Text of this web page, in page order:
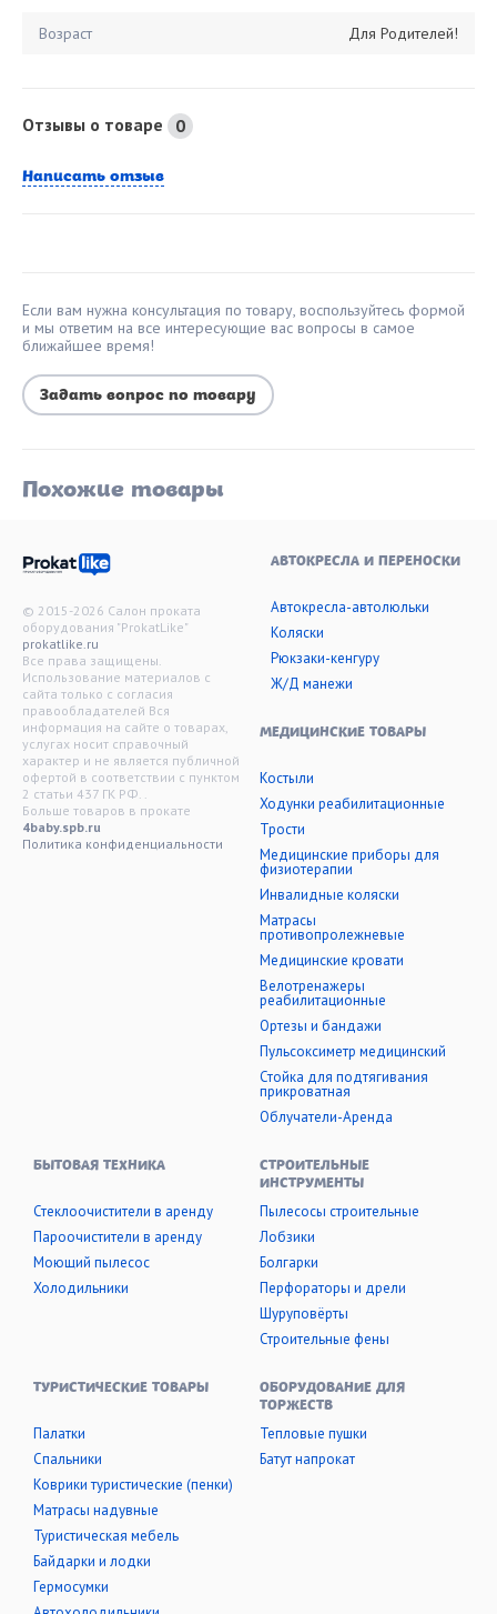
Возраст Для Родителей!
Отзывы о товаре 0
Написать отзыв
Если вам нужна консультация по товару, воспользуйтесь формой
и мы ответим на все интересующие вас вопросы в самое
ближайшее время!
Задать вопрос по товару
Похожие товары
© 2015-2026 Салон проката
оборудования "ProkatLike"
prokatlike.ru
Все права защищены.
Использование материалов с
сайта только с согласия
правообладателей Вся
информация на сайте о товарах,
услугах носит справочный
характер и не является публичной
офертой в соответствии с пунктом
2 статьи 437 ГК РФ. .
Больше товаров в прокате
4baby.spb.ru
Политика конфиденциальности
АВТОКРЕСЛА И ПЕРЕНОСКИ
Автокресла-автолюльки
Коляски
Рюкзаки-кенгуру
Ж/Д манежи
МЕДИЦИНСКИЕ ТОВАРЫ
Костыли
Ходунки реабилитационные
Трости
Медицинские приборы для
физиотерапии
Инвалидные коляски
Матрасы
противопролежневые
Медицинские кровати
Велотренажеры
реабилитационные
Ортезы и бандажи
Пульсоксиметр медицинский
Стойка для подтягивания
прикроватная
Облучатели-Аренда
БЫТОВАЯ ТЕХНИКА
Стеклоочистители в аренду
Пароочистители в аренду
Моющий пылесос
Холодильники
СТРОИТЕЛЬНЫЕ
ИНСТРУМЕНТЫ
Пылесосы строительные
Лобзики
Болгарки
Перфораторы и дрели
Шуруповёрты
Строительные фены
ТУРИСТИЧЕСКИЕ ТОВАРЫ
Палатки
Cпальники
Коврики туристические (пенки)
Матрасы надувные
Туристическая мебель
Байдарки и лодки
Гермосумки
ОБОРУДОВАНИЕ ДЛЯ
ТОРЖЕСТВ
Тепловые пушки
Батут напрокат